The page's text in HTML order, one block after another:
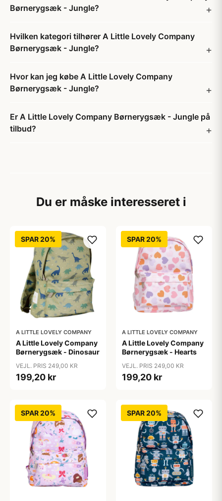
Børnerygsæk - Jungle?
Hvilken kategori tilhører A Little Lovely Company
Børnerygsæk - Jungle?
Hvor kan jeg købe A Little Lovely Company
Børnerygsæk - Jungle?
Er A Little Lovely Company Børnerygsæk - Jungle på
tilbud?
Du er måske interesseret i
SPAR 20%
A LITTLE LOVELY COMPANY
A Little Lovely Company
Børnerygsæk - Dinosaur
VEJL. PRIS 249,00 KR
199,20 kr
SPAR 20%
A LITTLE LOVELY COMPANY
A Little Lovely Company
Børnerygsæk - Hearts
VEJL. PRIS 249,00 KR
199,20 kr
SPAR 20% SPAR 20%